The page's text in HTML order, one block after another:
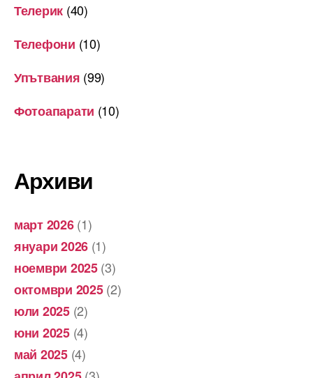
Телерик (40)
Телефони (10)
Упътвания (99)
Фотоапарати (10)
Архиви
март 2026(1)
януари 2026 (1)
ноември 2025(3)
октомври 2025(2)
юли 2025(2)
юни 2025(4)
май 2025(4)